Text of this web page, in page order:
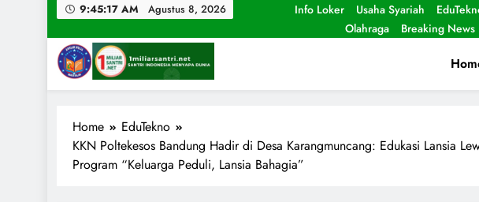
9:45:19 AM Agustus 8, 2026
Info Loker
Usaha Syariah
Olahraga
Breaking News
1miliarsantri.net
Home
EduTekno
KKN Poltekesos Bandung Hadir di Desa Karangmuncang: Edukasi Lansia
Program “Keluarga Peduli, Lansia Bahagia”